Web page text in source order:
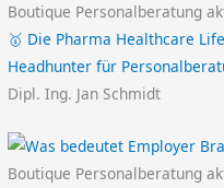
Boutique Personalberatung
🥇 Die Pharma Healthcare
Headhunter für
Dipl. Ing. Jan Schmidt
Boutique Personalberatung